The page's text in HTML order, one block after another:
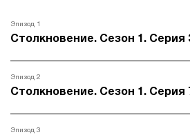
Эпизод 1
Столкновение. Сезон 1. Серия
Эпизод 2
Столкновение. Сезон 1. Серия
Эпизод 3